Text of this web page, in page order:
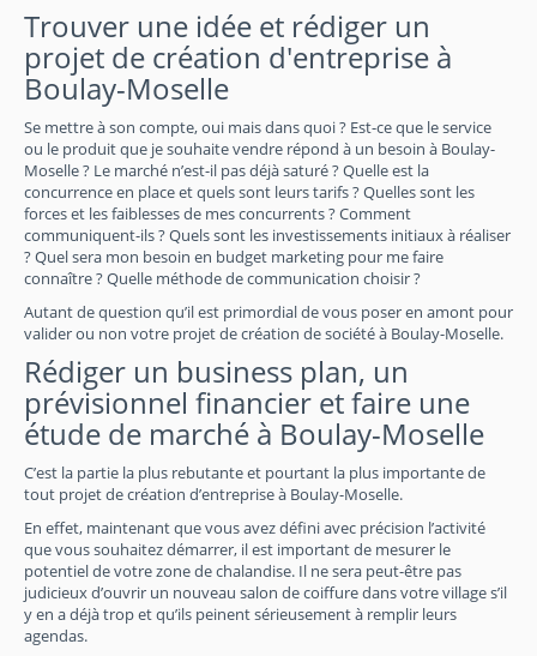
Trouver une idée et rédiger un
projet de création d'entreprise à
Boulay-Moselle
Se mettre à son compte, oui mais dans quoi ? Est-ce que le service
ou le produit que je souhaite vendre répond à un besoin à Boulay-
Moselle ? Le marché n’est-il pas déjà saturé ? Quelle est la
concurrence en place et quels sont leurs tarifs ? Quelles sont les
forces et les faiblesses de mes concurrents ? Comment
communiquent-ils ? Quels sont les investissements initiaux à réaliser
? Quel sera mon besoin en budget marketing pour me faire
connaître ? Quelle méthode de communication choisir ?
Autant de question qu’il est primordial de vous poser en amont pour
valider ou non votre projet de création de société à Boulay-Moselle.
Rédiger un business plan, un
prévisionnel financier et faire une
étude de marché à Boulay-Moselle
C’est la partie la plus rebutante et pourtant la plus importante de
tout projet de création d’entreprise à Boulay-Moselle.
En effet, maintenant que vous avez défini avec précision l’activité
que vous souhaitez démarrer, il est important de mesurer le
potentiel de votre zone de chalandise. Il ne sera peut-être pas
judicieux d’ouvrir un nouveau salon de coiffure dans votre village s’il
y en a déjà trop et qu’ils peinent sérieusement à remplir leurs
agendas.